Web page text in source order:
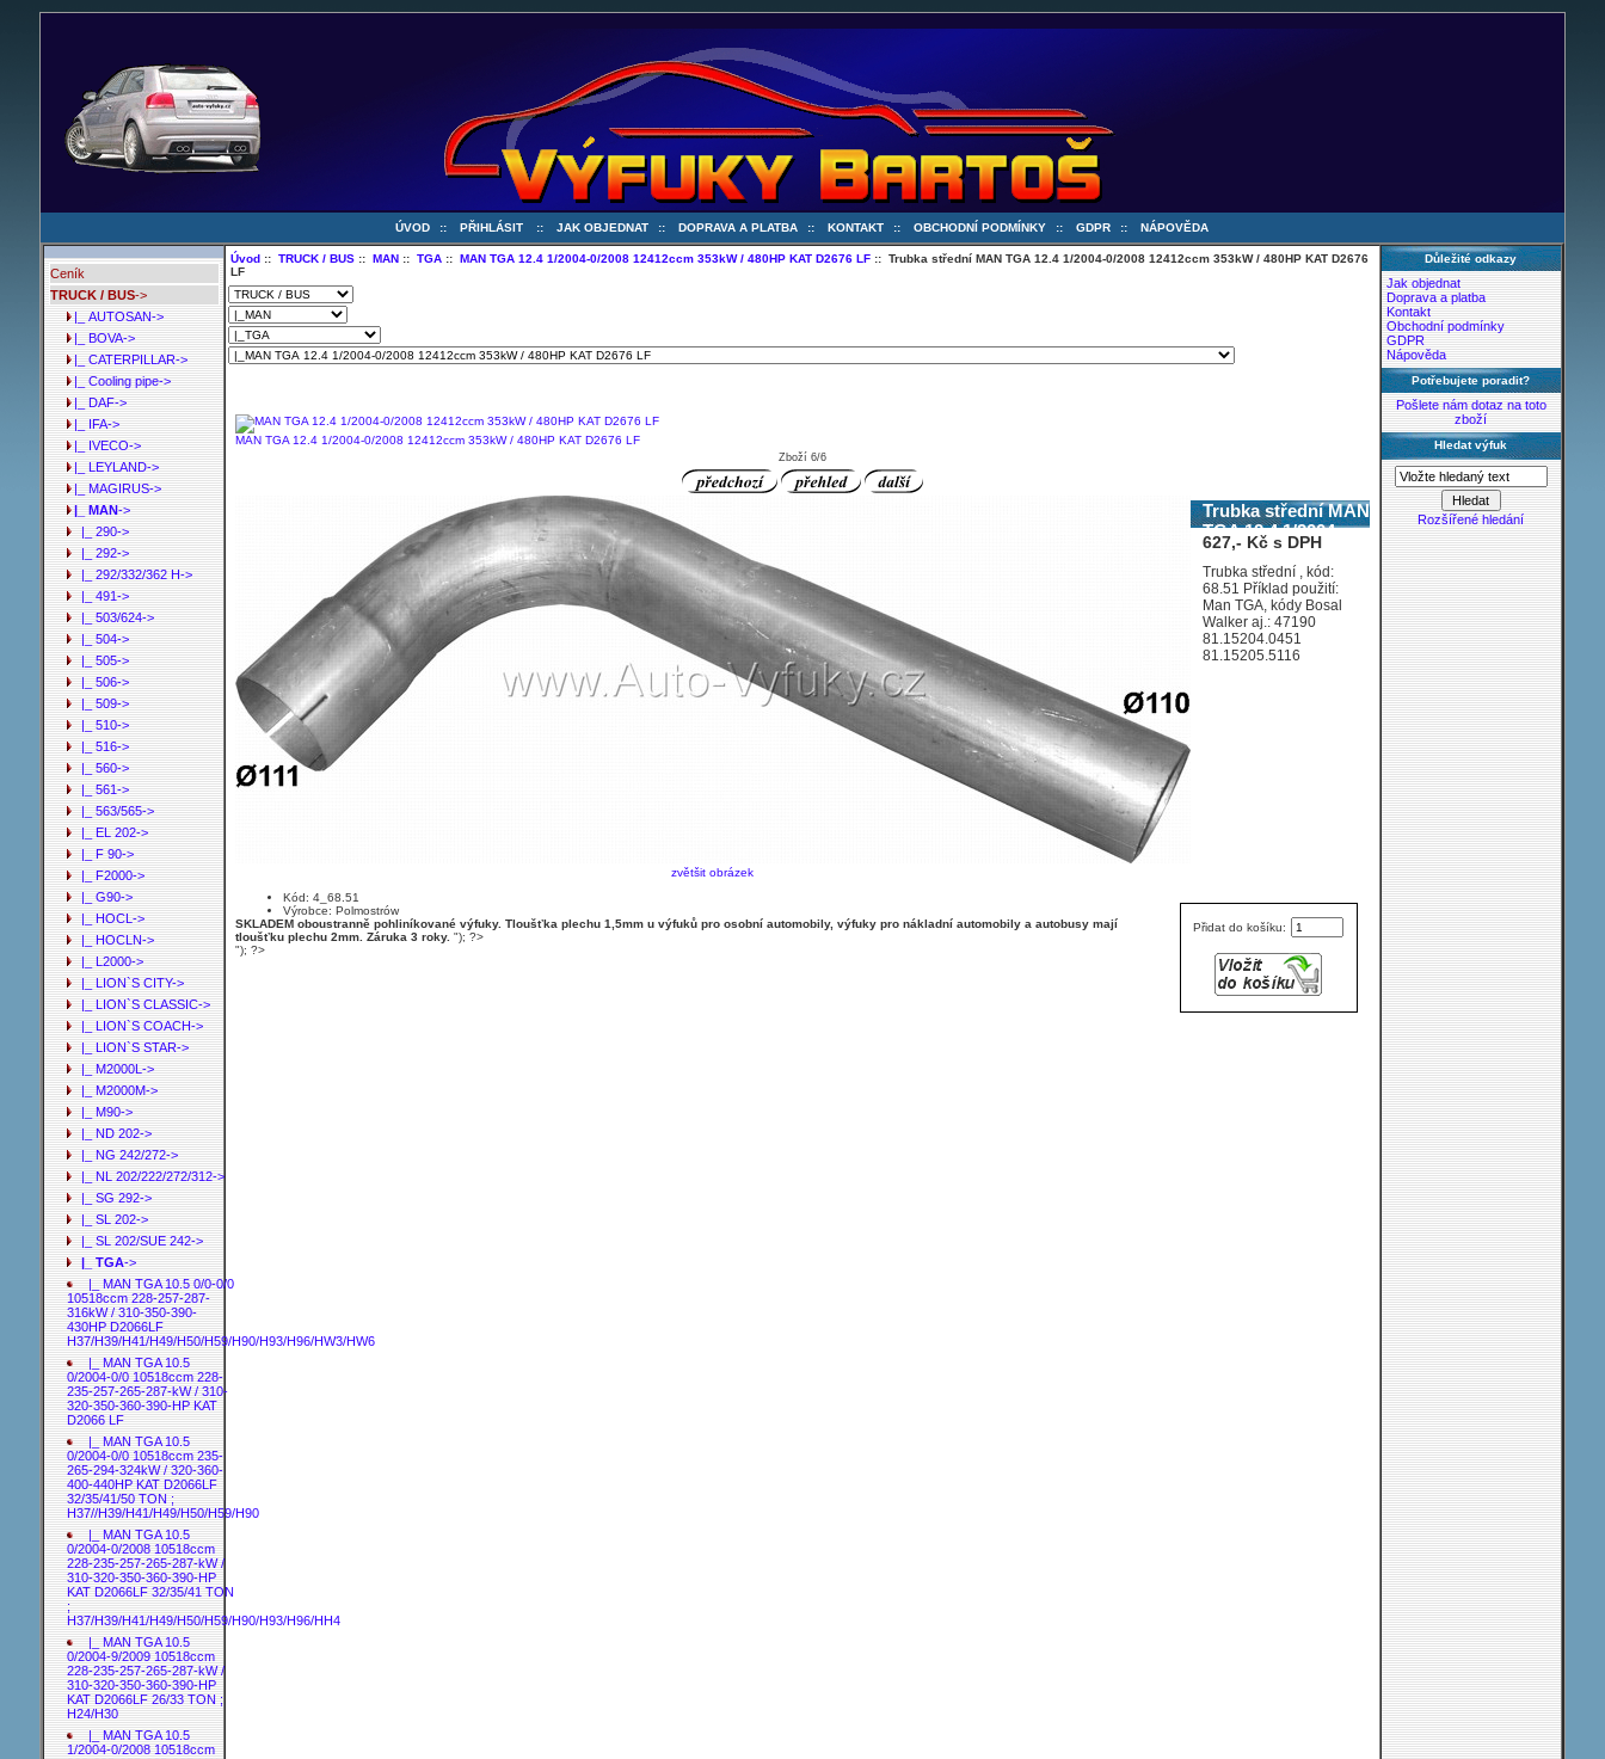
ÚVOD :: PŘIHLÁSIT :: JAK OBJEDNAT :: DOPRAVA A PLATBA :: KONTAKT :: OBCHODNÍ PODMÍNKY :: GDPR :: NÁPOVĚDA
Ceník
TRUCK / BUS->
|_ AUTOSAN->
|_ BOVA->
|_ CATERPILLAR->
|_ Cooling pipe->
|_ DAF->
|_ IFA->
|_ IVECO->
|_ LEYLAND->
|_ MAGIRUS->
|_ MAN->
|_ 290->
|_ 292->
|_ 292/332/362 H->
|_ 491->
|_ 503/624->
|_ 504->
|_ 505->
|_ 506->
|_ 509->
|_ 510->
|_ 516->
|_ 560->
|_ 561->
|_ 563/565->
|_ EL 202->
|_ F 90->
|_ F2000->
|_ G90->
|_ HOCL->
|_ HOCLN->
|_ L2000->
|_ LION`S CITY->
|_ LION`S CLASSIC->
|_ LION`S COACH->
|_ LION`S STAR->
|_ M2000L->
|_ M2000M->
|_ M90->
|_ ND 202->
|_ NG 242/272->
|_ NL 202/222/272/312->
|_ SG 292->
|_ SL 202->
|_ SL 202/SUE 242->
|_ TGA->
|_ MAN TGA 10.5 0/0-0/0
10518ccm 228-257-287-
316kW / 310-350-390-
430HP D2066LF
H37/H39/H41/H49/H50/H59/H90/H93/H96/HW3/HW6
|_ MAN TGA 10.5
0/2004-0/0 10518ccm 228-
235-257-265-287-kW / 310-
320-350-360-390-HP KAT
D2066 LF
|_ MAN TGA 10.5
0/2004-0/0 10518ccm 235-
265-294-324kW / 320-360-
400-440HP KAT D2066LF
32/35/41/50 TON ;
H37//H39/H41/H49/H50/H59/H90
|_ MAN TGA 10.5
0/2004-0/2008 10518ccm
228-235-257-265-287-kW /
310-320-350-360-390-HP
KAT D2066LF 32/35/41 TON
;
H37/H39/H41/H49/H50/H59/H90/H93/H96/HH4
|_ MAN TGA 10.5
0/2004-9/2009 10518ccm
228-235-257-265-287-kW /
310-320-350-360-390-HP
KAT D2066LF 26/33 TON ;
H24/H30
|_ MAN TGA 10.5
1/2004-0/2008 10518ccm
Úvod ::TRUCK / BUS ::MAN ::TGA ::MAN TGA 12.4 1/2004-0/2008 12412ccm 353kW / 480HP KAT D2676 LF :: Trubka střední MAN TGA 12.4 1/2004-0/2008 12412ccm 353kW / 480HP KAT D2676
LF
MAN TGA 12.4 1/2004-0/2008 12412ccm 353kW / 480HP KAT D2676 LF
Zboží 6/6
zvětšit obrázek
Trubka střední MAN
TGA 12.4 1/2004-
0/2008 12412ccm
353kW / 480HP KAT
D2676 LF
627,- Kč s DPH
Trubka střední , kód:
68.51 Příklad použití:
Man TGA, kódy Bosal
Walker aj.: 47190
81.15204.0451
81.15205.5116
Přidat do košíku:
Kód: 4_68.51
Výrobce: Polmostrów
SKLADEM oboustranně pohliníkované výfuky. Tloušťka plechu 1,5mm u výfuků pro osobní automobily, výfuky pro nákladní automobily a autobusy mají
tloušťku plechu 2mm. Záruka 3 roky. "); ?>
"); ?>
Důležité odkazy
Jak objednat
Doprava a platba
Kontakt
Obchodní podmínky
GDPR
Nápověda
Potřebujete poradit?
Pošlete nám dotaz na toto
zboží
Hledat výfuk
Rozšířené hledání